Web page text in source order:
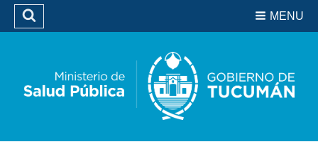
Biblioteca
MENU
Buscar